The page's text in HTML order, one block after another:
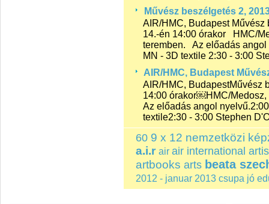
Művész beszélgetés 2,
AIR/HMC, Budapest
14.-én 14:00 órakor HMC/
teremben. Az előadás
MN - 3D textile 2:30 - 3:00
AIR/HMC, Budapest
AIR/HMC, BudapestMűvész
14:00 órakor￼HMC/
Az előadás angol
textile2:30 - 3:00 Stephen
60 9 x 12 nemzetközi
a.i.r air air international
artbooks arts beata
2012 - januar 2013 csupa jó